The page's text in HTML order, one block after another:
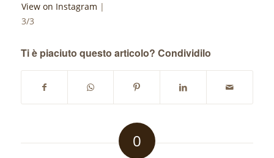
View on Instagram |
3/3
Ti è piaciuto questo articolo? Condividilo
0